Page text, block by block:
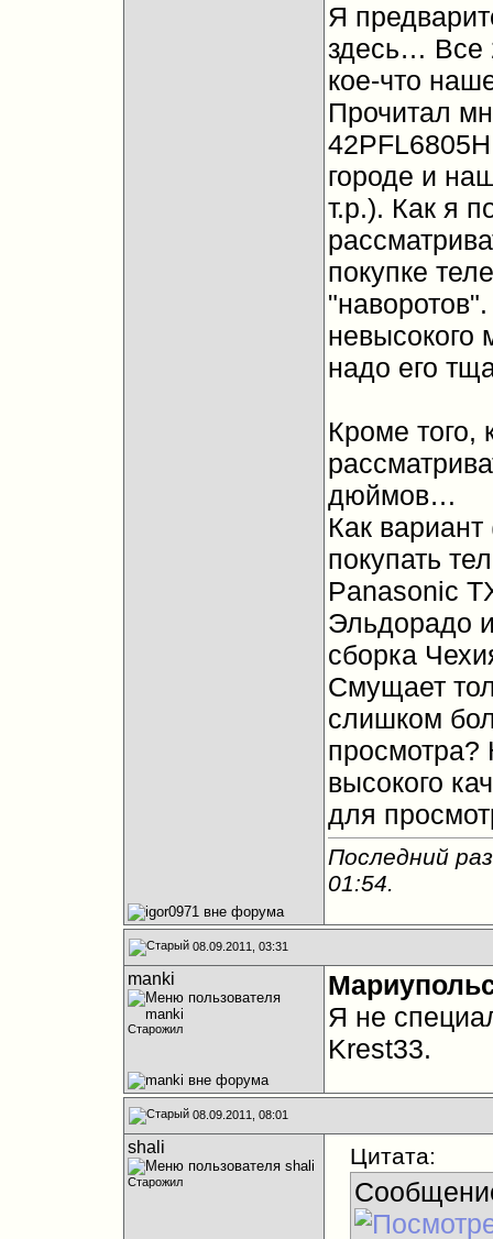
Я
здесь… Все
кое-что
Прочитал
городе и
т.р.). Как я
покупке
невысокого
надо его
Кроме того,
дюймов…
Как
покупать
Panasonic
Эльдорадо
сборка
Смущает
слишком
высокого
для
Последний
01:54.
08.09.2011, 03:31
manki
Старожил
Я не
Krest33.
08.09.2011, 08:01
shali
Старожил
Цитата: